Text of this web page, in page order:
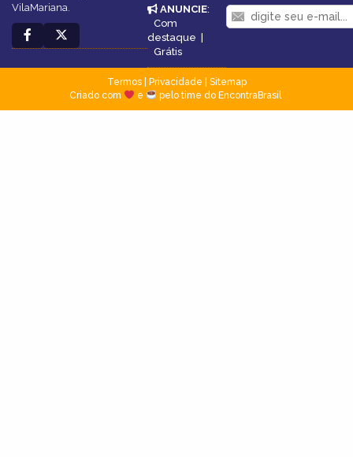
VilaMariana.
ANUNCIE:
Com
destaque |
Grátis
Termos| Privacidade
Sitemap
Criado com
e pelo time do EncontraBrasil